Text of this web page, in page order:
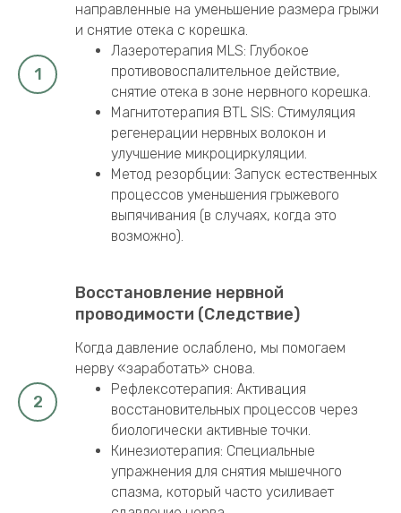
направленные на уменьшение размера грыжи
и снятие отека с корешка.
Лазеротерапия MLS: Глубокое
противовоспалительное действие,
снятие отека в зоне нервного корешка.
Магнитотерапия BTL SIS: Стимуляция
регенерации нервных волокон и
улучшение микроциркуляции.
Метод резорбции: Запуск естественных
процессов уменьшения грыжевого
выпячивания (в случаях, когда это
возможно).
Восстановление нервной
проводимости (Следствие)
Когда давление ослаблено, мы помогаем
нерву «заработать» снова.
Рефлексотерапия: Активация
восстановительных процессов через
биологически активные точки.
Кинезиотерапия: Специальные
упражнения для снятия мышечного
спазма, который часто усиливает